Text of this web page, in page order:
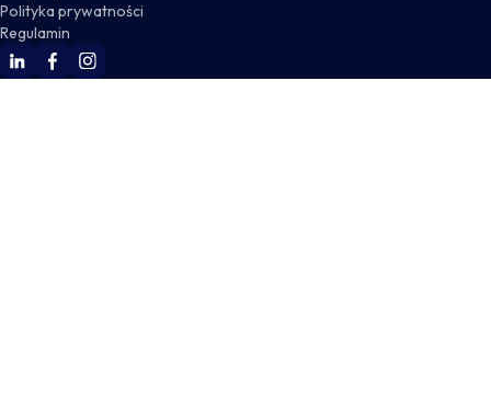
Polityka prywatności
Regulamin
WSKZ Linkedin
WSKZ Facebook
WSKZ Instagram